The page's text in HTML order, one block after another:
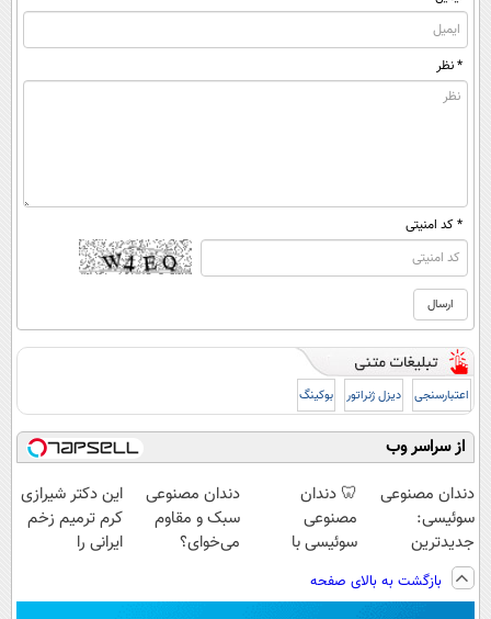
* نظر
* کد امنیتی
اعتبارسنجی دیزل ژنراتور بوکینگ
از سراسر وب
دندان مصنوعی
سوئیسی:
جدیدترین
فناوری اروپا،
سبک و مقاوم |
🦷 دندان
مصنوعی
سوئیسی با
دیجیتال |
دندان مصنوعی
سبک و مقاوم
می‌خوای؟
این دکتر شیرازی
کرم ترمیم زخم
ایرانی را
بازگشت به بالای صفحه